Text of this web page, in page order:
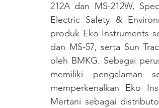
212A dan MS-212W,
Electric Safety &
produk Eko Instruments
dan MS-57, serta Sun
oleh BMKG. Sebagai
memiliki pengalaman
memperkenalkan Eko
Mertani sebagai